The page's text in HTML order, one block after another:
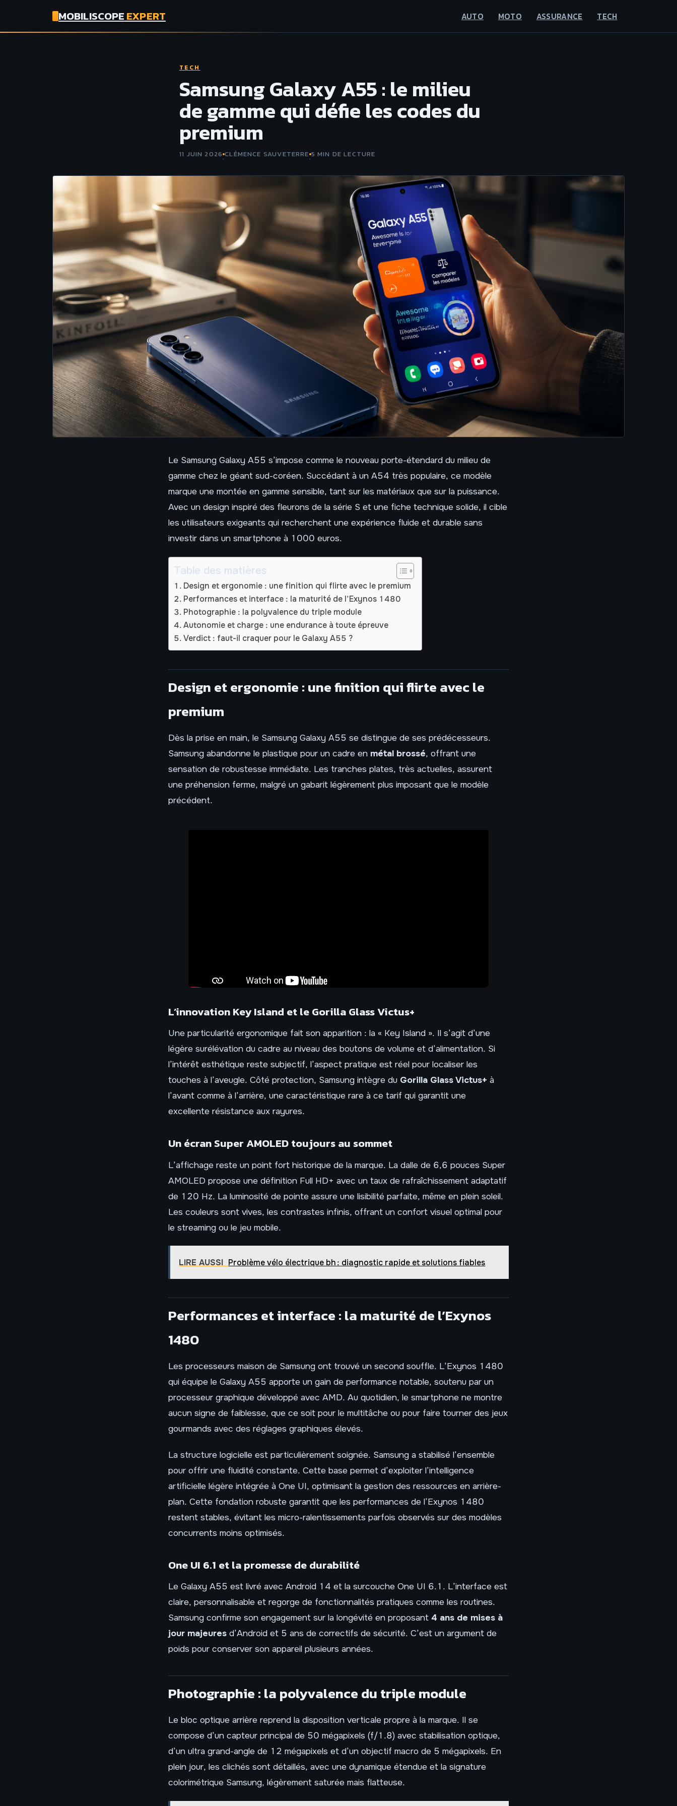
MOBILISCOPEEXPERT AUTO MOTO ASSURANCE TECH
TECH
Samsung Galaxy A55 : le milieu
de gamme qui défie les codes du
premium
11 JUIN 2026·CLÉMENCE SAUVETERRE·5 MIN DE LECTURE
Le Samsung Galaxy A55 s’impose comme le nouveau porte-étendard du milieu de
gamme chez le géant sud-coréen. Succédant à un A54 très populaire, ce modèle
marque une montée en gamme sensible, tant sur les matériaux que sur la puissance.
Avec un design inspiré des fleurons de la série S et une fiche technique solide, il cible
les utilisateurs exigeants qui recherchent une expérience fluide et durable sans
investir dans un smartphone à 1000 euros.
Table des matières
Design et ergonomie : une finition qui flirte avec le premium
Performances et interface : la maturité de l’Exynos 1480
Photographie : la polyvalence du triple module
Autonomie et charge : une endurance à toute épreuve
Verdict : faut-il craquer pour le Galaxy A55 ?
Design et ergonomie : une finition qui flirte avec le
premium
Dès la prise en main, le Samsung Galaxy A55 se distingue de ses prédécesseurs.
Samsung abandonne le plastique pour un cadre en métal brossé, offrant une
sensation de robustesse immédiate. Les tranches plates, très actuelles, assurent
une préhension ferme, malgré un gabarit légèrement plus imposant que le modèle
précédent.
L’innovation Key Island et le Gorilla Glass Victus+
Une particularité ergonomique fait son apparition : la « Key Island ». Il s’agit d’une
légère surélévation du cadre au niveau des boutons de volume et d’alimentation. Si
l’intérêt esthétique reste subjectif, l’aspect pratique est réel pour localiser les
touches à l’aveugle. Côté protection, Samsung intègre du Gorilla Glass Victus+ à
l’avant comme à l’arrière, une caractéristique rare à ce tarif qui garantit une
excellente résistance aux rayures.
Un écran Super AMOLED toujours au sommet
L’affichage reste un point fort historique de la marque. La dalle de 6,6 pouces Super
AMOLED propose une définition Full HD+ avec un taux de rafraîchissement adaptatif
de 120 Hz. La luminosité de pointe assure une lisibilité parfaite, même en plein soleil.
Les couleurs sont vives, les contrastes infinis, offrant un confort visuel optimal pour
le streaming ou le jeu mobile.
LIRE AUSSI Problème vélo électrique bh : diagnostic rapide et solutions fiables
Performances et interface : la maturité de l’Exynos
1480
Les processeurs maison de Samsung ont trouvé un second souffle. L’Exynos 1480
qui équipe le Galaxy A55 apporte un gain de performance notable, soutenu par un
processeur graphique développé avec AMD. Au quotidien, le smartphone ne montre
aucun signe de faiblesse, que ce soit pour le multitâche ou pour faire tourner des jeux
gourmands avec des réglages graphiques élevés.
La structure logicielle est particulièrement soignée. Samsung a stabilisé l’ensemble
pour offrir une fluidité constante. Cette base permet d’exploiter l’intelligence
artificielle légère intégrée à One UI, optimisant la gestion des ressources en arrière-
plan. Cette fondation robuste garantit que les performances de l’Exynos 1480
restent stables, évitant les micro-ralentissements parfois observés sur des modèles
concurrents moins optimisés.
One UI 6.1 et la promesse de durabilité
Le Galaxy A55 est livré avec Android 14 et la surcouche One UI 6.1. L’interface est
claire, personnalisable et regorge de fonctionnalités pratiques comme les routines.
Samsung confirme son engagement sur la longévité en proposant 4 ans de mises à
jour majeures d’Android et 5 ans de correctifs de sécurité. C’est un argument de
poids pour conserver son appareil plusieurs années.
Photographie : la polyvalence du triple module
Le bloc optique arrière reprend la disposition verticale propre à la marque. Il se
compose d’un capteur principal de 50 mégapixels (f/1.8) avec stabilisation optique,
d’un ultra grand-angle de 12 mégapixels et d’un objectif macro de 5 mégapixels. En
plein jour, les clichés sont détaillés, avec une dynamique étendue et la signature
colorimétrique Samsung, légèrement saturée mais flatteuse.